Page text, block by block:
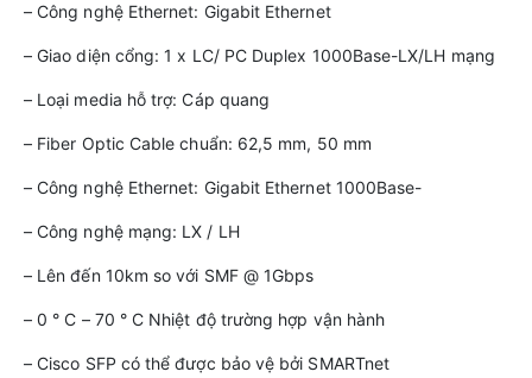
– Công nghệ Ethernet: Gigabit Ethernet
– Giao diện cổng: 1 x LC/ PC Duplex 1000Base-LX/LH mạng
– Loại media hỗ trợ: Cáp quang
– Fiber Optic Cable chuẩn: 62,5 mm, 50 mm
– Công nghệ Ethernet: Gigabit Ethernet 1000Base-
– Công nghệ mạng: LX / LH
– Lên đến 10km so với SMF @ 1Gbps
– 0 ° C – 70 ° C Nhiệt độ trường hợp vận hành
– Cisco SFP có thể được bảo vệ bởi SMARTnet